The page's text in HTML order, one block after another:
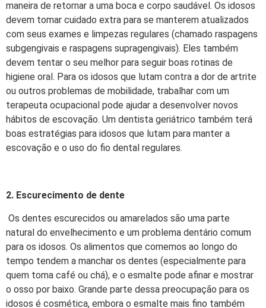
maneira de retornar a uma boca e corpo saudável. Os idosos
devem tomar cuidado extra para se manterem atualizados
com seus exames e limpezas regulares (chamado raspagens
subgengivais e raspagens supragengivais). Eles também
devem tentar o seu melhor para seguir boas rotinas de
higiene oral. Para os idosos que lutam contra a dor de artrite
ou outros problemas de mobilidade, trabalhar com um
terapeuta ocupacional pode ajudar a desenvolver novos
hábitos de escovação. Um dentista geriátrico também terá
boas estratégias para idosos que lutam para manter a
escovação e o uso do fio dental regulares.
2. Escurecimento de dente
Os dentes escurecidos ou amarelados são uma parte
natural do envelhecimento e um problema dentário comum
para os idosos. Os alimentos que comemos ao longo do
tempo tendem a manchar os dentes (especialmente para
quem toma café ou chá), e o esmalte pode afinar e mostrar
o osso por baixo. Grande parte dessa preocupação para os
idosos é cosmética, embora o esmalte mais fino também